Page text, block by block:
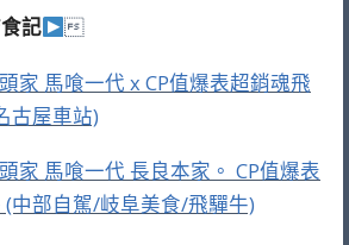
記
家 馬喰一代 x CP值爆表超銷魂飛
古屋車站)
馬喰一代 長良本家。 CP值爆表
中部自駕/岐阜美食/飛驒牛)